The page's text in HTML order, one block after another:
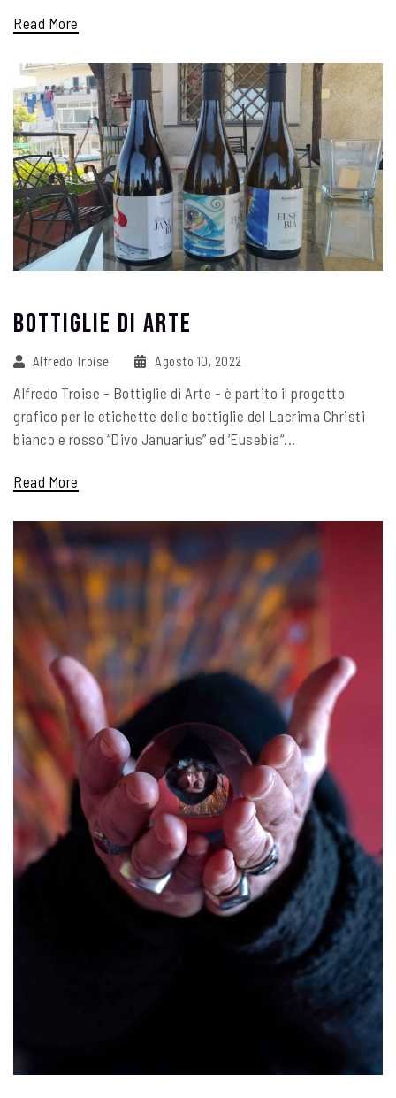
Read More
Bottiglie Di Arte
Alfredo Troise Agosto 10, 2022
Alfredo Troise - Bottiglie di Arte - è partito il progetto
grafico per le etichette delle bottiglie del Lacrima Christi
bianco e rosso “Divo Januarius” ed ‘Eusebia“...
Read More